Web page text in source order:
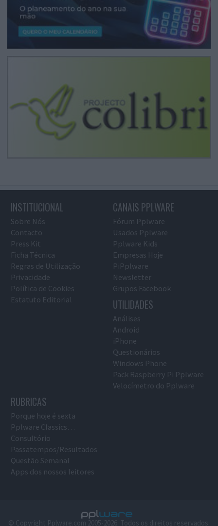
INSTITUCIONAL
Sobre Nós
Contacto
Press Kit
Ficha Técnica
Regras de Utilização
Privacidade
Política de Cookies
Estatuto Editorial
CANAIS PPLWARE
Fórum Pplware
Usados Pplware
Pplware Kids
Empresas Hoje
PiPplware
Newsletter
Grupos Facebook
UTILIDADES
Análises
Android
iPhone
Questionários
Windows Phone
Pack Raspberry Pi Pplware
Velocímetro do Pplware
RUBRICAS
Porque hoje é sexta
Pplware Classics…
Consultório
Passatempos/Resultados
Questão Semanal
Apps dos nossos leitores
© Copyright Pplware.com 2005-2026. Todos os direitos reservados.